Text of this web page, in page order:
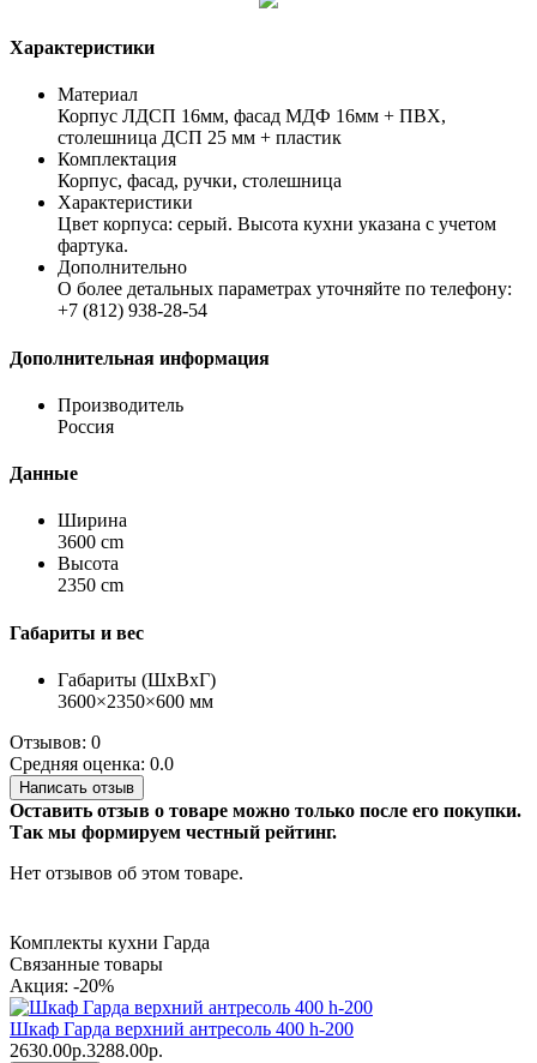
Характеристики
Материал
Корпус ЛДСП 16мм, фасад МДФ 16мм + ПВХ,
столешница ДСП 25 мм + пластик
Комплектация
Корпус, фасад, ручки, столешница
Характеристики
Цвет корпуса: серый. Высота кухни указана с учетом
фартука.
Дополнительно
О более детальных параметрах уточняйте по телефону:
+7 (812) 938-28-54
Дополнительная информация
Производитель
Россия
Данные
Ширина
3600 cm
Высота
2350 cm
Габариты и вес
Габариты (ШхВхГ)
3600×2350×600 мм
Отзывов: 0
Средняя оценка: 0.0
Написать отзыв
Оставить отзыв о товаре можно только после его покупки.
Так мы формируем честный рейтинг.
Нет отзывов об этом товаре.
Комплекты кухни Гарда
Связанные товары
Акция: -20%
Шкаф Гарда верхний антресоль 400 h-200
2630.00р.3288.00р.